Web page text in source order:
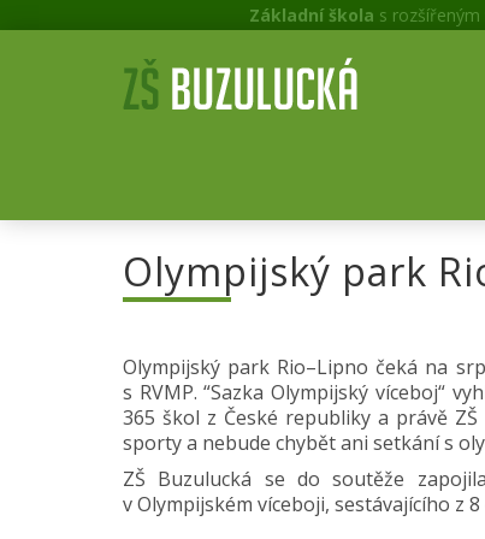
Základní škola s
Olympijský park
Olympijský park Rio–Lipno čeká na
s RVMP. “Sazka Olympijský víceboj“
365 škol z České republiky a právě
sporty a nebude chybět ani setkání s
ZŠ Buzulucká se do soutěže
v Olympijském víceboji, sestávajícího z